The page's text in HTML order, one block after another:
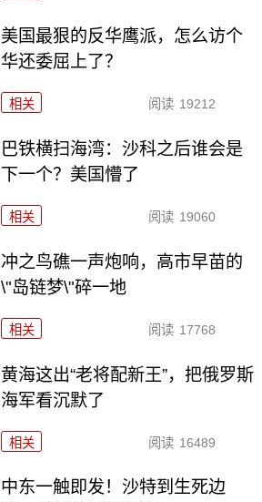
美国最狠的反华鹰派，怎么访个
华还委屈上了？
相关 阅读 19212
巴铁横扫海湾：沙科之后谁会是
下一个？美国懵了
相关 阅读 19060
冲之鸟礁一声炮响，高市早苗的
\"岛链梦\"碎一地
相关 阅读 17768
黄海这出“老将配新王”，把俄罗斯
海军看沉默了
相关 阅读 16489
中东一触即发！沙特到生死边